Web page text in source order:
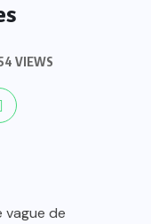
VIEWS
vague de